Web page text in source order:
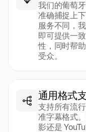
我们的葡萄
准确捕捉上
服务不同，
即可提供一
性，同时帮
受众。
通用格式
支持所有流
准字幕格式
影还是